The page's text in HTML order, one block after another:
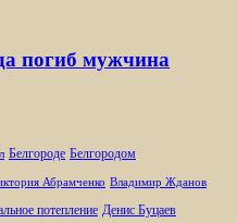
погиб мужчина
Белгороде Белгородом
Абрамченко Владимир Жданов
потепление Денис Буцаев